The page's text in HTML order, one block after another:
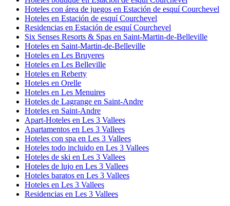
Hoteles con área de juegos en Estación de esquí Courchevel
Hoteles en Estación de esquí Courchevel
Residencias en Estación de esquí Courchevel
Six Senses Resorts & Spas en Saint-Martin-de-Belleville
Hoteles en Saint-Martin-de-Belleville
Hoteles en Les Bruyeres
Hoteles en Les Belleville
Hoteles en Reberty
Hoteles en Orelle
Hoteles en Les Menuires
Hoteles de Lagrange en Saint-Andre
Hoteles en Saint-Andre
Apart-Hoteles en Les 3 Vallees
Apartamentos en Les 3 Vallees
Hoteles con spa en Les 3 Vallees
Hoteles todo incluido en Les 3 Vallees
Hoteles de ski en Les 3 Vallees
Hoteles de lujo en Les 3 Vallees
Hoteles baratos en Les 3 Vallees
Hoteles en Les 3 Vallees
Residencias en Les 3 Vallees